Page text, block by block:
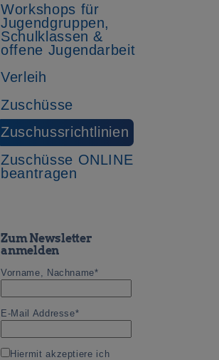
Workshops für
Jugendgruppen,
Schulklassen &
offene Jugendarbeit
Verleih
Zuschüsse
Zuschussrichtlinien
Zuschüsse ONLINE
beantragen
Zum Newsletter
anmelden
Vorname, Nachname*
E-Mail Addresse*
Hiermit akzeptiere ich